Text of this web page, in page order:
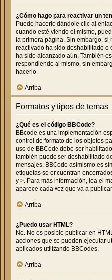
¿Cómo hago para reactivar un
Puede hacerlo dándole clic al
cuando esté viendo el mismo,
la primera página. Sin embargo, si
reactivado ha sido deshabilitado o
ha sido alcanzado aún. También
respondiendo al mismo, sin
hacerlo.
Arriba
Formatos y tipos de temas
¿Qué es el código BBCode?
BBcode es una implementación
control de formato de los objetos
uso de BBCode debe ser
también puede ser deshabilitado
mensajes. BBCode asimismo es
etiquetas se encuentran
y >. Para más información, lea el
aparece cada vez que va a
Arriba
¿Puedo usar HTML?
No. No es posible publicar en
acciones que se pueden ejecutar
aplicados utilizando BBCodes.
Arriba